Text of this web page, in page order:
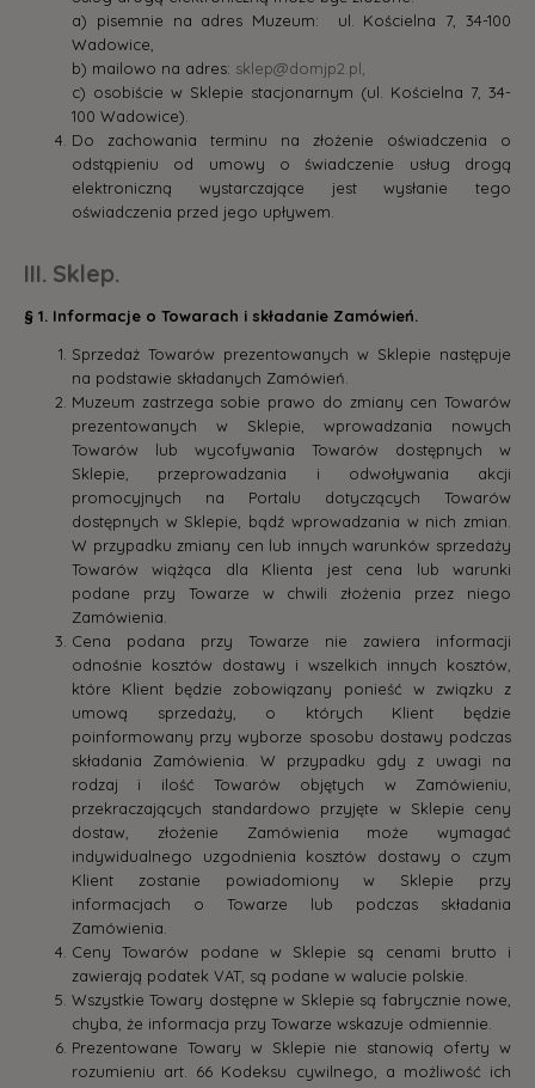
a) pisemnie na adres Muzeum: ul. Kościelna 7, 34-100
Wadowice,
b) mailowo na adres: sklep@domjp2.pl,
c) osobiście w Sklepie stacjonarnym (ul. Kościelna 7, 34-
100 Wadowice).
Do zachowania terminu na złożenie oświadczenia o
odstąpieniu od umowy o świadczenie usług drogą
elektroniczną wystarczające jest wysłanie tego
oświadczenia przed jego upływem.
III. Sklep.
§ 1. Informacje o Towarach i składanie Zamówień.
Sprzedaż Towarów prezentowanych w Sklepie następuje
na podstawie składanych Zamówień.
Muzeum zastrzega sobie prawo do zmiany cen Towarów
prezentowanych w Sklepie, wprowadzania nowych
Towarów lub wycofywania Towarów dostępnych w
Sklepie, przeprowadzania i odwoływania akcji
promocyjnych na Portalu dotyczących Towarów
dostępnych w Sklepie, bądź wprowadzania w nich zmian.
W przypadku zmiany cen lub innych warunków sprzedaży
Towarów wiążąca dla Klienta jest cena lub warunki
podane przy Towarze w chwili złożenia przez niego
Zamówienia.
Cena podana przy Towarze nie zawiera informacji
odnośnie kosztów dostawy i wszelkich innych kosztów,
które Klient będzie zobowiązany ponieść w związku z
umową sprzedaży, o których Klient będzie
poinformowany przy wyborze sposobu dostawy podczas
składania Zamówienia. W przypadku gdy z uwagi na
rodzaj i ilość Towarów objętych w Zamówieniu,
przekraczających standardowo przyjęte w Sklepie ceny
dostaw, złożenie Zamówienia może wymagać
indywidualnego uzgodnienia kosztów dostawy o czym
Klient zostanie powiadomiony w Sklepie przy
informacjach o Towarze lub podczas składania
Zamówienia.
Ceny Towarów podane w Sklepie są cenami brutto i
zawierają podatek VAT, są podane w walucie polskie.
Wszystkie Towary dostępne w Sklepie są fabrycznie nowe,
chyba, że informacja przy Towarze wskazuje odmiennie.
Prezentowane Towary w Sklepie nie stanowią oferty w
rozumieniu art. 66 Kodeksu cywilnego, a możliwość ich